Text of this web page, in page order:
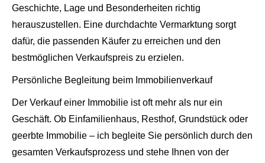
Geschichte, Lage und Besonderheiten richtig
herauszustellen. Eine durchdachte Vermarktung sorgt
dafür, die passenden Käufer zu erreichen und den
bestmöglichen Verkaufspreis zu erzielen.
Persönliche Begleitung beim Immobilienverkauf
Der Verkauf einer Immobilie ist oft mehr als nur ein
Geschäft. Ob Einfamilienhaus, Resthof, Grundstück oder
geerbte Immobilie – ich begleite Sie persönlich durch den
gesamten Verkaufsprozess und stehe Ihnen von der